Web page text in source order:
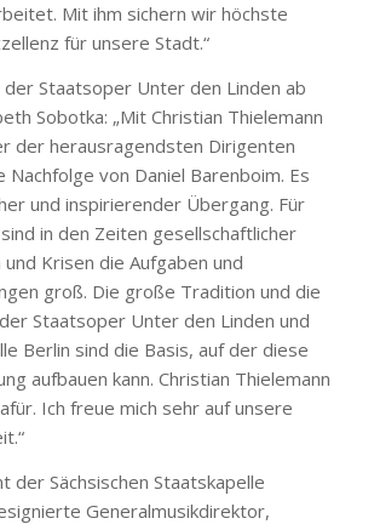
Mit ihm sichern wir höchste
für unsere Stadt.“
Staatsoper Unter den Linden ab
Sobotka: „Mit Christian Thielemann
der herausragendsten Dirigenten
von Daniel Barenboim. Es
und inspirierender Übergang. Für
in den Zeiten gesellschaftlicher
Krisen die Aufgaben und
groß. Die große Tradition und die
Staatsoper Unter den Linden und
Berlin sind die Basis, auf der diese
aufbauen kann. Christian Thielemann
Ich freue mich sehr auf unsere
der Sächsischen Staatskapelle
Generalmusikdirektor,